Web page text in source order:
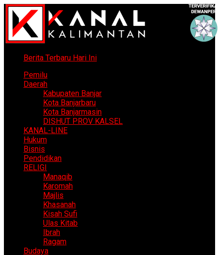
Berita Terbaru Hari Ini
Pemilu
Daerah
Kabupaten Banjar
Kota Banjarbaru
Kota Banjarmasin
DISHUT PROV KALSEL
KANAL-LINE
Hukum
Bisnis
Pendidikan
RELIGI
Manaqib
Karomah
Majlis
Khasanah
Kisah Sufi
Ulas Kitab
Ibrah
Ragam
Budaya